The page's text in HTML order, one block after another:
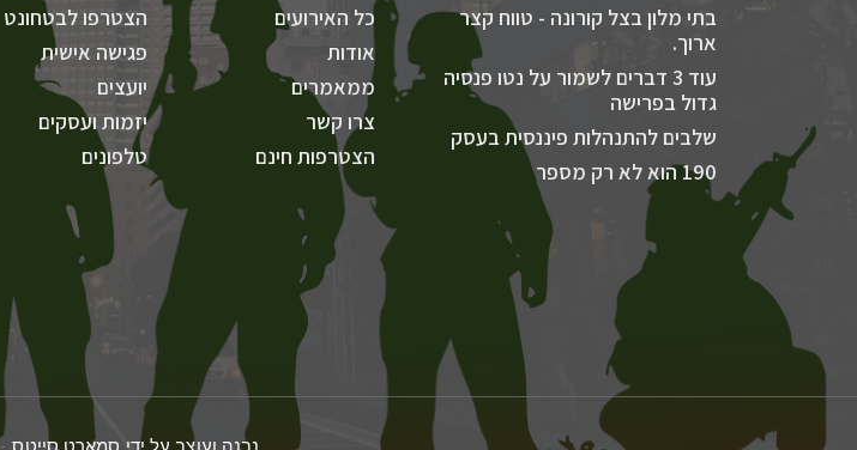
בתי מלון בצל קורונה - טווח קצר
ארוך.
עוד 3 דברים לשמור על נטו פנסיה
גדול בפרישה
שלבים להתנהלות פיננסית בעסק
190 הוא לא רק מספר
כל האירועים
אודות
ממאמרים
צרו קשר
הצטרפות חינם
הצטרפו לבטחונט
פגישה אישית
יועצים
יזמות ועסקים
טלפונים